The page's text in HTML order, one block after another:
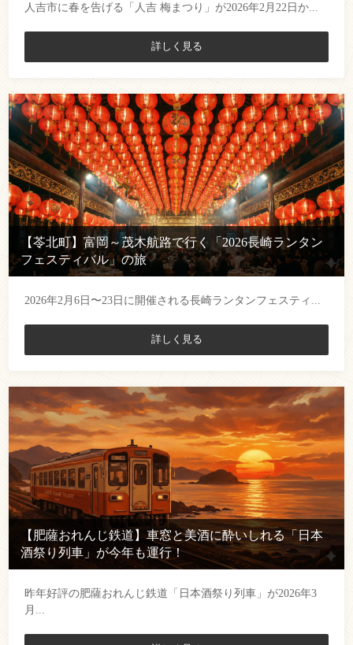
人吉市に春を告げる「人吉 梅まつり」が2026年2月22日か...
詳しく見る
【苓北町】富岡～茂木航路で行く「2026長崎ランタン
フェスティバル」の旅
2026年2月6日〜23日に開催される長崎ランタンフェスティ...
詳しく見る
【肥薩おれんじ鉄道】車窓と美酒に酔いしれる「日本
酒祭り列車」が今年も運行！
昨年好評の肥薩おれんじ鉄道「日本酒祭り列車」が2026年3
月...